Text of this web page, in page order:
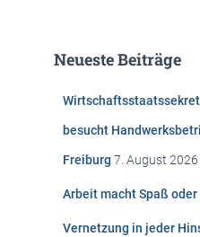
n
Neueste Beiträge
besucht
Freiburg 7. August 2026
Arbeit macht Spaß oder
Vernetzung in jeder